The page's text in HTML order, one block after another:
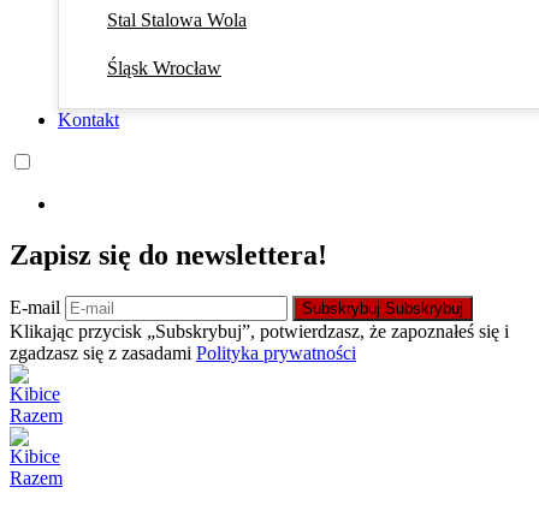
Stal Stalowa Wola
Śląsk Wrocław
Kontakt
Zapisz się do newslettera!
E-mail Subskrybuj Subskrybuj
Klikając przycisk „Subskrybuj”, potwierdzasz, że zapoznałeś się i
zgadzasz się z zasadami Polityka prywatności